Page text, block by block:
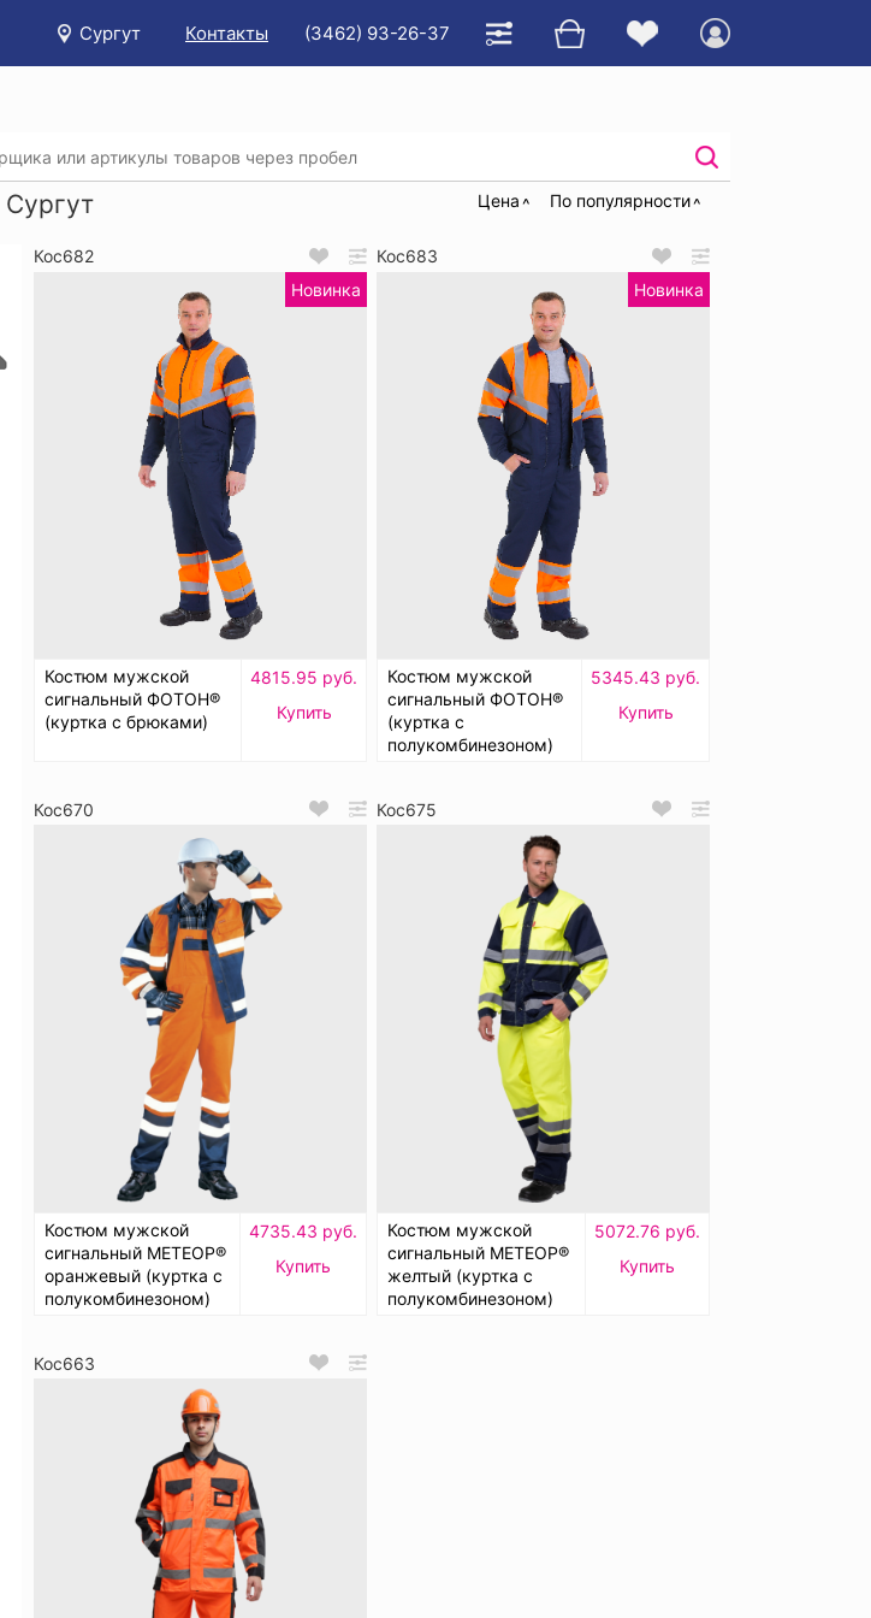
Сургут Контакты (3462) 93-26-37
Цена По популярности
Кос682
Новинка
Костюм мужской
сигнальный ФОТОН®
(куртка с брюками)
4815.95 руб.
Купить
Кос683
Новинка
Костюм мужской
сигнальный ФОТОН®
(куртка с
полукомбинезоном)
5345.43 руб.
Купить
Кос670
Костюм мужской
сигнальный МЕТЕОР®
оранжевый (куртка с
полукомбинезоном)
4735.43 руб.
Купить
Кос675
Костюм мужской
сигнальный МЕТЕОР®
желтый (куртка с
полукомбинезоном)
5072.76 руб.
Купить
Кос663